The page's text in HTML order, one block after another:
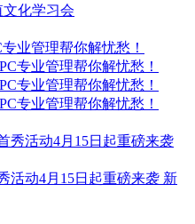
化学习会
业管理帮你解忧愁！
活动4月15日起重磅来袭 新